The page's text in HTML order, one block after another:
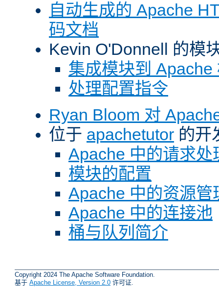
自动生成的 Apache
码文档
Kevin O'Donnell 的模
集成模块到 Apache
处理配置指令
Ryan Bloom 对
位于 apachetutor 的开
Apache 中的请求处
模块的配置
Apache 中的资源管
Apache 中的连接池
桶与队列简介
Copyright 2024 The Apache Software Foundation.
基于 Apache License, Version 2.0 许可证.